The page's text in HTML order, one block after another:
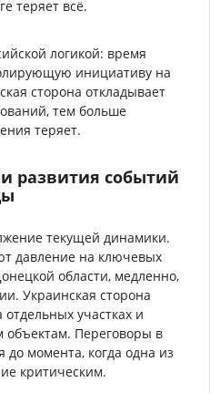
теряет всё.
логикой: время
инициативу на
сторона откладывает
тем больше
теряет.
развития событий
текущей динамики.
давление на ключевых
области, медленно,
Украинская сторона
отдельных участках и
Переговоры в
до момента, когда одна из
критическим.